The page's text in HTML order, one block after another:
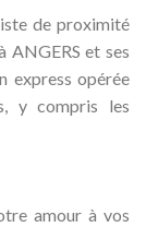
de proximité
ANGERS et ses
express opérée
y compris les
amour à vos